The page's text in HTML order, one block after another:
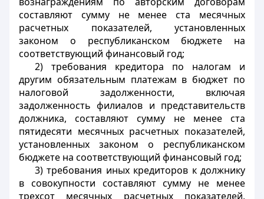
составляют сумму не менее ста месячных
расчетных показателей, установленных
законом о республиканском бюджете на
соответствующий финансовый год;
2) требования кредитора по налогам и
другим обязательным платежам в бюджет по
налоговой задолженности, включая
задолженность филиалов и представительств
должника, составляют сумму не менее ста
пятидесяти месячных расчетных показателей,
установленных законом о республиканском
бюджете на соответствующий финансовый год;
3) требования иных кредиторов к должнику
в совокупности составляют сумму не менее
трехсот месячных расчетных показателей,